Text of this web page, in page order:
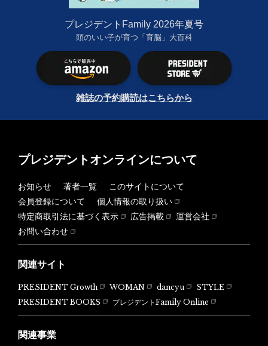
プレジデントFamily 2026年夏号
頭のいい子が育つ「育脳」大百科
雑誌の予約購読はこちらから
プレジデントオンラインについて
お知らせ 著者一覧
このサイトについて
会員登録について
個人情報の取り扱い
特定商取引法に基づく表示
広告掲載
運営会社
お問い合わせ
関連サイト
PRESIDENT Growth WOMAN dancyu
STYLE
PRESIDENT BOOKS
プレジデントFamily Online
関連事業